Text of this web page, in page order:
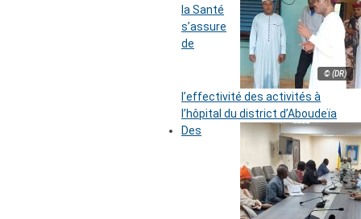
© (DR)
la Santé
s’assure
de
l’effectivité des activités à
l’hôpital du district d’Aboudeïa
Des